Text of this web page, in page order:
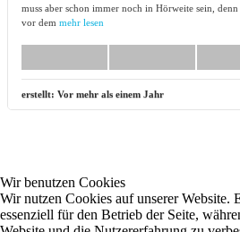
muss aber schon immer noch in Hörweite sein,
vor dem mehr lesen
erstellt: Vor mehr als einem Jahr
Wir benutzen Cookies
Wir nutzen Cookies auf unserer Website.
essenziell für den Betrieb der Seite,